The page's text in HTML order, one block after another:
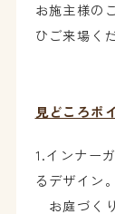
お施主様の
ひご来場く
見どころポ
1.インナー
るデザイン。
お庭づく